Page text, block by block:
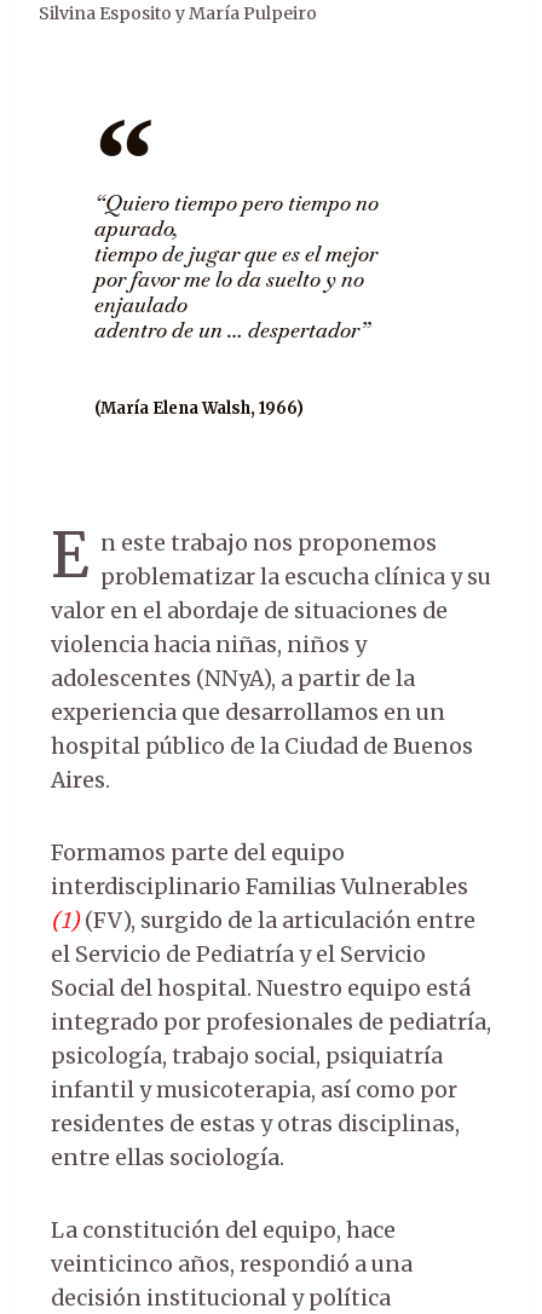
Silvina Esposito y María Pulpeiro
“Quiero tiempo pero tiempo no
apurado,
tiempo de jugar que es el mejor
por favor me lo da suelto y no
enjaulado
adentro de un … despertador”
(María Elena Walsh, 1966)
E n este trabajo nos proponemos
problematizar la escucha clínica y su
valor en el abordaje de situaciones de
violencia hacia niñas, niños y
adolescentes (NNyA), a partir de la
experiencia que desarrollamos en un
hospital público de la Ciudad de Buenos
Aires.
Formamos parte del equipo
interdisciplinario Familias Vulnerables
(1)(FV), surgido de la articulación entre
el Servicio de Pediatría y el Servicio
Social del hospital. Nuestro equipo está
integrado por profesionales de pediatría,
psicología, trabajo social, psiquiatría
infantil y musicoterapia, así como por
residentes de estas y otras disciplinas,
entre ellas sociología.
La constitución del equipo, hace
veinticinco años, respondió a una
decisión institucional y política